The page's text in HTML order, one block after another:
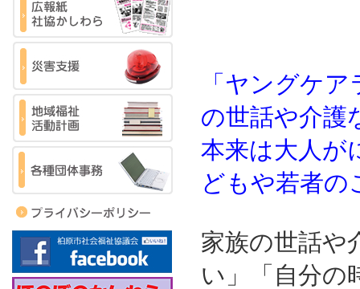
「ヤングケ
の世話や介護
本来は大人が
どもや若者の
家族の世話や
い」「自分の